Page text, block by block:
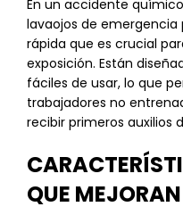
En un accidente
lavaojos de
rápida que es crucial
exposición. Están
fáciles de usar, lo que
trabajadores no
recibir primeros auxilios
QUE